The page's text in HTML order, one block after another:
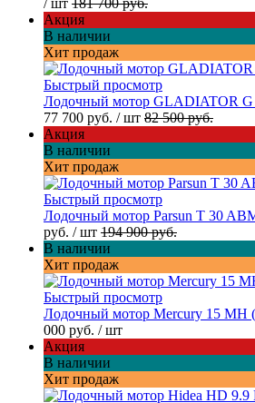
/ шт 181 700 руб.
Акция
В наличии
Хит продаж
Быстрый просмотр
Лодочный мотор GLADIATOR G
77 700 руб. / шт 82 500 руб.
Акция
В наличии
Хит продаж
Быстрый просмотр
Лодочный мотор Parsun T 30
руб. / шт 194 900 руб.
В наличии
Хит продаж
Быстрый просмотр
Лодочный мотор Mercury 15 MH
000 руб. / шт
Акция
В наличии
Хит продаж